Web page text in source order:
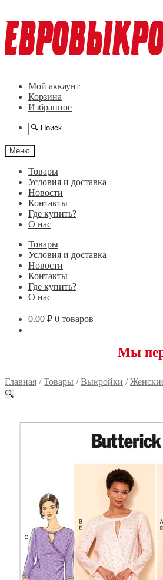
к
навигации
к
содержимому
Мой аккаунт
Корзина
Избранное
Меню
Товары
Условия и доставка
Новости
Контакты
Где купить?
О нас
Товары
Условия и доставка
Новости
Контакты
Где купить?
О нас
0.00 ₽ 0 товаров
Мы
Главная /Товары /Выкройки /
🔍